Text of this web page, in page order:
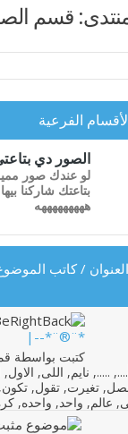
قسم
الأقسام الفرعية
الصور دي
لو عندك صور
بتاعتك شاركنا
هههههههههه
العنوان /كاتب
*¨®¨*--|
كتبت بواسطة